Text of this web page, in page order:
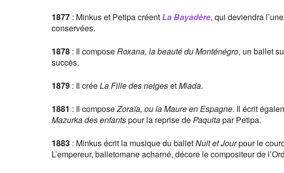
1877 : Minkus et Petipa créentLa Bayadère, qui deviendra
conservées.
1878 : Il composeRoxana, la beauté du Monténégro, un ballet
succès.
1879 : Il créeLa Fille des neigesetMlada.
1881 : Il composeZoraïa, ou la Maure en Espagne. Il écrit
Mazurka des enfantspour la reprise dePaquitapar Petipa.
1883 : Minkus écrit la musique du balletNuit et Jourpour le
L’empereur, balletomane acharné, décore le compositeur de